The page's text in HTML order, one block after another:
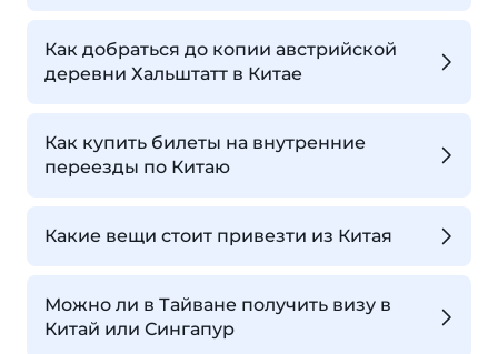
Как добраться до копии австрийской
деревни Хальштатт в Китае
Как купить билеты на внутренние
переезды по Китаю
Какие вещи стоит привезти из Китая
Можно ли в Тайване получить визу в
Китай или Сингапур